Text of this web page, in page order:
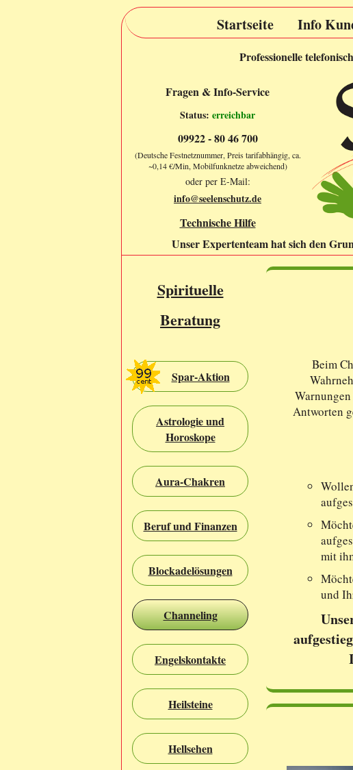
Startseite Info
Professionelle
Fragen & Info-Service
Status: erreichbar
09922 - 80 46 700
(Deutsche Festnetznummer, Preis tarifabhängig, ca.
~0,14 €/Min, Mobilfunknetze abweichend)
oder per E-Mail:
info@seelenschutz.de
Technische Hilfe
Unser Expertenteam hat sich den
Spirituelle
Beratung
Spar-Aktion
Astrologie und
Horoskope
Aura-Chakren
Beruf und Finanzen
Blockadelösungen
Channeling
Engelskontakte
Heilsteine
Hellsehen
Beim
Antworten
mit
und